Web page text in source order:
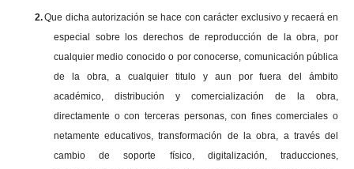
2.Que dicha autorización se hace con carácter exclusivo y recaerá en
especial sobre los derechos de reproducción de la obra, por
cualquier medio conocido o por conocerse, comunicación pública
de la obra, a cualquier titulo y aun por fuera del ámbito
académico, distribución y comercialización de la obra,
directamente o con terceras personas, con fines comerciales o
netamente educativos, transformación de la obra, a través del
cambio de soporte físico, digitalización, traducciones,